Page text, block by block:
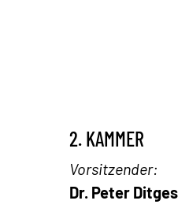
2. KAMMER
Vorsitzender:
Dr. Peter Ditges